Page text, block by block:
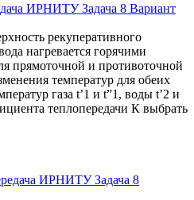
ИРНИТУ Задача 8 Вариант
рекуперативного
нагревается горячими
прямоточной и противоточной
температур для обеих
газа t’1 и t”1, воды t’2 и
теплопередачи К выбрать